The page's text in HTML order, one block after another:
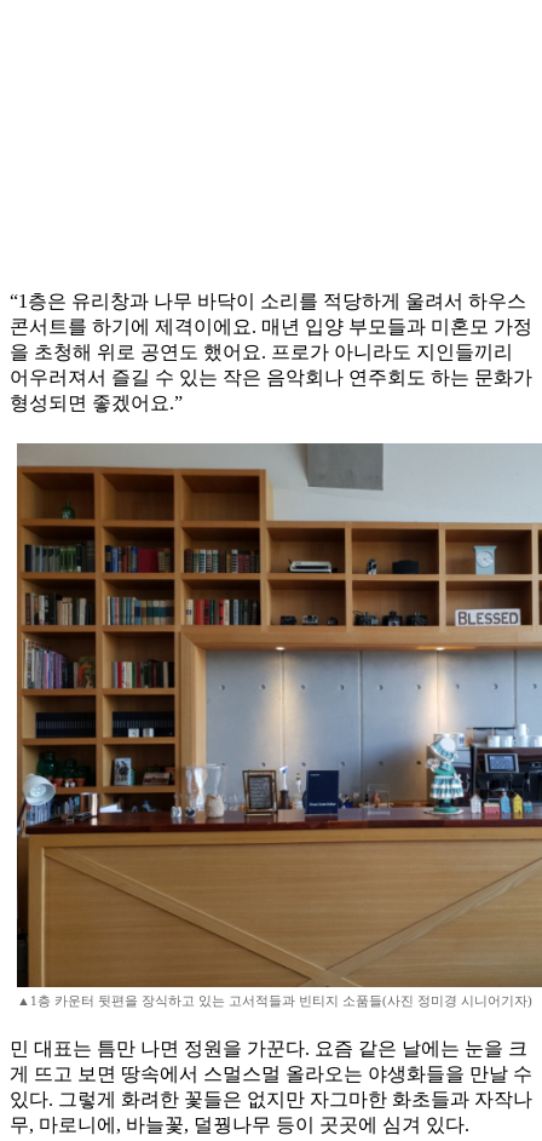
“1층은 유리창과 나무 바닥이 소리를 적당하게 울려서 하우스
콘서트를 하기에 제격이에요. 매년 입양 부모들과 미혼모 가정
을 초청해 위로 공연도 했어요. 프로가 아니라도 지인들끼리
어우러져서 즐길 수 있는 작은 음악회나 연주회도 하는 문화가
형성되면 좋겠어요.”
▲1층 카운터 뒷편을 장식하고 있는 고서적들과 빈티지 소품들(사진 정미경 시니어기자)
민 대표는 틈만 나면 정원을 가꾼다. 요즘 같은 날에는 눈을 크
게 뜨고 보면 땅속에서 스멀스멀 올라오는 야생화들을 만날 수
있다. 그렇게 화려한 꽃들은 없지만 자그마한 화초들과 자작나
무, 마로니에, 바늘꽃, 덜꿩나무 등이 곳곳에 심겨 있다.